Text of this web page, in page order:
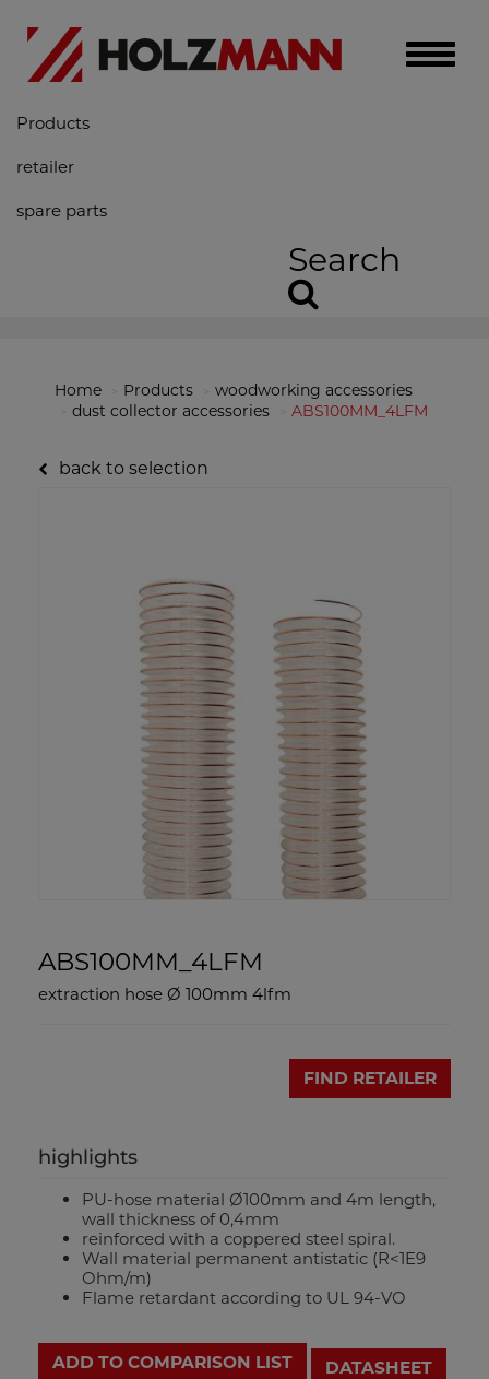
Toggle
Products
retailer
spare parts
Search
Home Products
woodworking accessories
dust collector accessories
ABS100MM_4LFM
back to selection
ABS100MM_4LFM
extraction hose Ø 100mm 4lfm
FIND RETAILER
highlights
PU-hose material Ø100mm and 4m length,
wall thickness of 0,4mm
reinforced with a coppered steel spiral.
Wall material permanent antistatic (R<1E9
Ohm/m)
Flame retardant according to UL 94-VO
ADD TO COMPARISON LIST DATASHEET